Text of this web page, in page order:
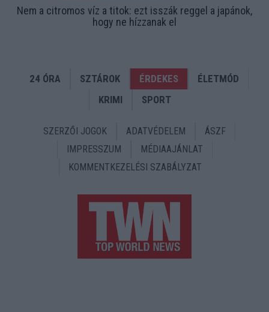
Nem a citromos víz a titok: ezt isszák reggel a japánok,
hogy ne hízzanak el
24 ÓRA SZTÁROK ÉRDEKES
ÉLETMÓD
KRIMI
SPORT
SZERZŐI JOGOK ADATVÉDELEM
ÁSZF
IMPRESSZUM
MÉDIAAJÁNLAT
KOMMENTKEZELÉSI SZABÁLYZAT